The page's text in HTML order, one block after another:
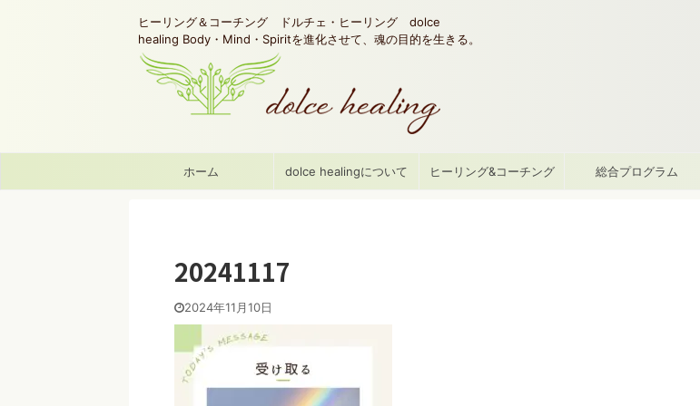
ヒーリング＆コーチング ドルチェ・ヒーリング dolce
healing Body・Mind・Spiritを進化させて、魂の目的を生きる。
ホーム dolce healingについて ヒーリング&コーチング 総合プログラム
20241117
2024年11月10日